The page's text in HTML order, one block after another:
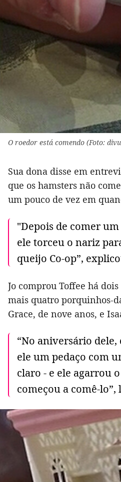
O roedor está comendo (Foto:
Sua dona disse em
que os hamsters não
um pouco de vez em
"Depois de comer
ele torceu o nariz
queijo Co-op”,
Jo comprou Toffee há
mais quatro porquinhos-
Grace, de nove anos, e
“No aniversário dele,
ele um pedaço com
claro - e ele agarrou
começou a comê-lo”,